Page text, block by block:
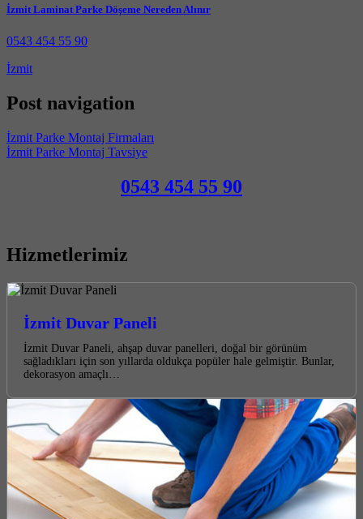
İzmit Laminat Parke Döşeme Nereden Alınır
0543 454 55 90
İzmit
Post navigation
İzmit Parke Montaj Firmaları
İzmit Parke Montaj Tavsiye
0543 454 55 90
Hizmetlerimiz
İzmit Duvar Paneli
İzmit Duvar Paneli, ahşap duvar panelleri, doğal bir görünüm
sağladıkları için son yıllarda oldukça popüler hale gelmiştir. Bunlar,
dekorasyon amaçlı…